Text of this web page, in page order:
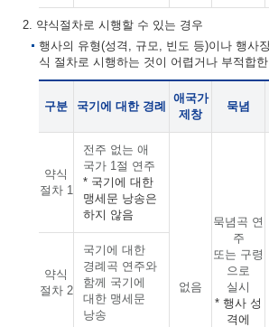
2. 약식절차로 시행할 수 있는 경우
행사의 유형(성격, 규모, 빈도 등)이나 행사
식 절차로 시행하는 것이 어렵거나 부적합
구분 국기에 대한 경례
애국가
제창
묵념
약식
절차 1
전주 없는 애
국가 1절 연주
* 국기에 대한
맹세문 낭송은
하지 않음
없음
묵념곡 연
주
또는 구령
으로
실시
* 행사 성
격에
약식
절차 2
국기에 대한
경례곡 연주와
함께 국기에
대한 맹세문
낭송